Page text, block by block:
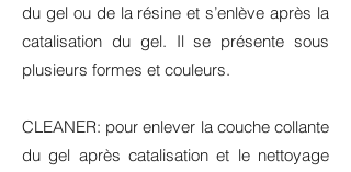
du gel ou de la résine et s’enlève après la
catalisation du gel. Il se présente sous
plusieurs formes et couleurs.
CLEANER: pour enlever la couche collante
du gel après catalisation et le nettoyage